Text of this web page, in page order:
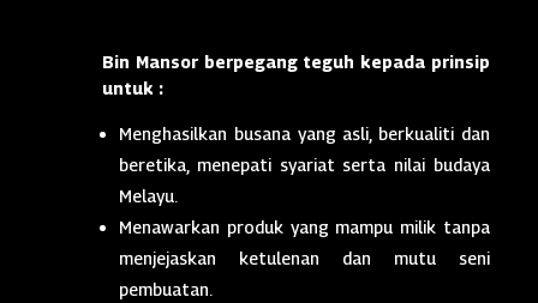
Bin Mansor berpegang teguh kepada prinsip
untuk :
Menghasilkan busana yang asli, berkualiti dan
beretika, menepati syariat serta nilai budaya
Melayu.
Menawarkan produk yang mampu milik tanpa
menjejaskan ketulenan dan mutu seni
pembuatan.